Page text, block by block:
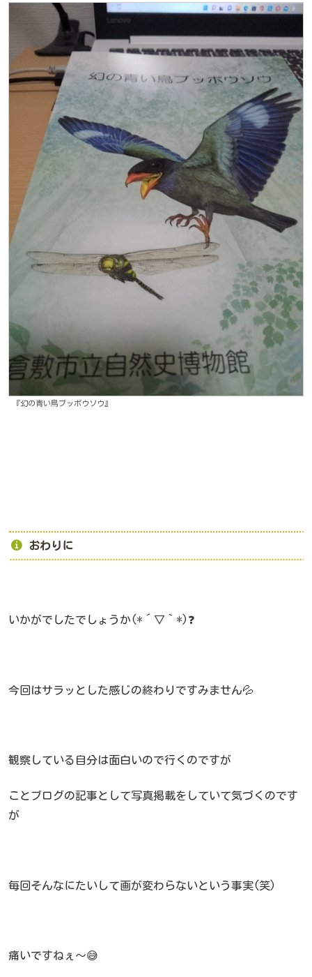
『幻の青い鳥ブッポウソウ』
おわりに
いかがでしたでしょうか(*´▽｀*)❓
今回はサラッとした感じの終わりですみません💦
観察している自分は面白いので行くのですが
ことブログの記事として写真掲載をしていて気づくのです
が
毎回そんなにたいして画が変わらないという事実(笑)
痛いですねぇ～😅